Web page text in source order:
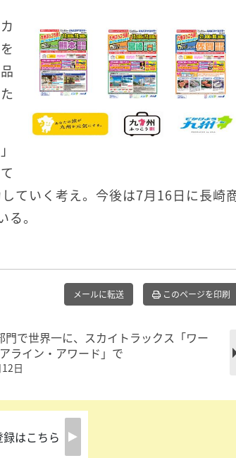
ていく考え。今後は7月16日に長崎
。
メールに転送 このページを印刷
門で世界一に、スカイトラックス「ワー
ライン・アワード」で
日
はこちら